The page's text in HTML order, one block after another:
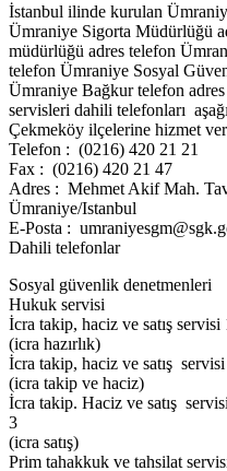
İstanbul ilinde kurulan
Ümraniye Sigorta Müdürlüğü
müdürlüğü adres telefon
telefon Ümraniye Sosyal
Ümraniye Bağkur telefon
servisleri dahili telefonları
Çekmeköy ilçelerine hizmet
Telefon : (0216) 420 21 21
Fax : (0216) 420 21 47
Adres : Mehmet Akif Mah.
Ümraniye/Istanbul
E-Posta :
Dahili telefonlar
Sosyal güvenlik denetmenleri
Hukuk servisi
İcra takip, haciz ve satış servisi
(icra hazırlık)
İcra takip, haciz ve satış servisi
(icra takip ve haciz)
İcra takip. Haciz ve satış servisi
3
(icra satış)
Prim tahakkuk ve tahsilat